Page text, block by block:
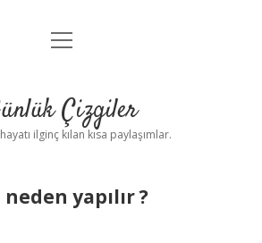
Anasayfa
Yasal Uyarı
menüyü
Çizgiler
ilginç kılan kısa paylaşımlar.
yapılır ?